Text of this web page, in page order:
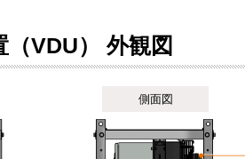
（VDU） 外観図
側面図